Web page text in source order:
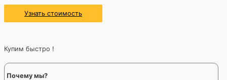
Узнать стоимость
Купим быстро !
Почему мы?